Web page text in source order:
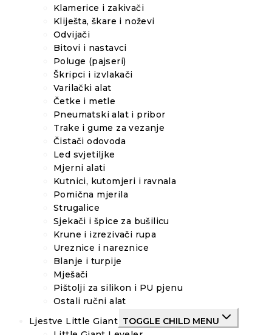
Klamerice i zakivači
Kliješta, škare i noževi
Odvijači
Bitovi i nastavci
Poluge (pajseri)
Škripci i izvlakači
Varilački alat
Četke i metle
Pneumatski alat i pribor
Trake i gume za vezanje
Čistači odovoda
Led svjetiljke
Mjerni alati
Kutnici, kutomjeri i ravnala
Pomična mjerila
Strugalice
Sjekači i špice za bušilicu
Krune i izrezivači rupa
Ureznice i nareznice
Blanje i turpije
Mješači
Pištolji za silikon i PU pjenu
Ostali ručni alat
Ljestve Little Giant TOGGLE CHILD MENU